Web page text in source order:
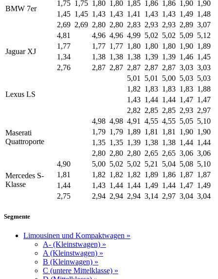
BMW 7er
1,75 1,75 1,80 1,80 1,85 1,86 1,86 1,90 1,90
1,45 1,45 1,43 1,43 1,41 1,43 1,43 1,49 1,48
2,69 2,69 2,80 2,80 2,83 2,93 2,93 2,89 3,07
Jaguar XJ
4,81 4,96 4,96 4,99 5,02 5,02 5,09 5,12
1,77
1,77 1,77 1,80 1,80 1,80 1,90 1,89
1,34
1,38 1,38 1,38 1,39 1,39 1,46 1,45
2,76
2,87 2,87 2,87 2,87 2,87 3,03 3,03
Lexus LS
5,01 5,01 5,00 5,03 5,03
1,82 1,83 1,83 1,83 1,88
1,43 1,44 1,44 1,47 1,47
2,82 2,85 2,85 2,93 2,97
Maserati
Quattroporte
4,98 4,98 4,91 4,55 4,55 5,05 5,10
1,79 1,79 1,89 1,81 1,81 1,90 1,90
1,35 1,35 1,39 1,38 1,38 1,44 1,44
2,80 2,80 2,80 2,65 2,65 3,06 3,06
Mercedes S-
Klasse
4,90 5,00 5,02 5,02 5,21 5,04 5,08 5,10
1,81
1,82 1,82 1,82 1,89 1,86 1,87 1,87
1,44
1,43 1,44 1,44 1,49 1,44 1,47 1,49
2,75
2,94 2,94 2,94 3,14 2,97 3,04 3,04
Segmente
Limousinen und Kompaktwagen »
A- (Kleinstwagen) »
A (Kleinstwagen) »
B (Kleinwagen) »
C (untere Mittelklasse) »